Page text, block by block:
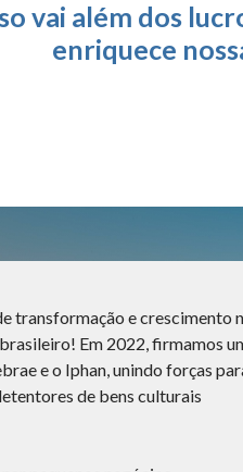
vai além dos
enriquece
transformação e crescimento
Em 2022, firmamos
e o Iphan, unindo forças
de bens culturais